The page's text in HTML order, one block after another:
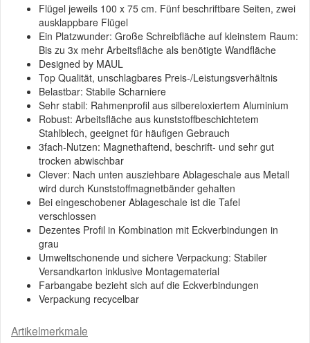
Flügel jeweils 100 x 75 cm. Fünf beschriftbare Seiten, zwei
ausklappbare Flügel
Ein Platzwunder: Große Schreibfläche auf kleinstem Raum:
Bis zu 3x mehr Arbeitsfläche als benötigte Wandfläche
Designed by MAUL
Top Qualität, unschlagbares Preis-/Leistungsverhältnis
Belastbar: Stabile Scharniere
Sehr stabil: Rahmenprofil aus silbereloxiertem Aluminium
Robust: Arbeitsfläche aus kunststoffbeschichtetem
Stahlblech, geeignet für häufigen Gebrauch
3fach-Nutzen: Magnethaftend, beschrift- und sehr gut
trocken abwischbar
Clever: Nach unten ausziehbare Ablageschale aus Metall
wird durch Kunststoffmagnetbänder gehalten
Bei eingeschobener Ablageschale ist die Tafel
verschlossen
Dezentes Profil in Kombination mit Eckverbindungen in
grau
Umweltschonende und sichere Verpackung: Stabiler
Versandkarton inklusive Montagematerial
Farbangabe bezieht sich auf die Eckverbindungen
Verpackung recycelbar
Artikelmerkmale